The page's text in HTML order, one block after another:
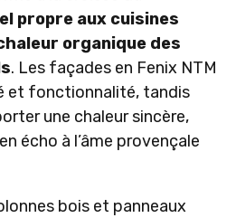
propre aux cuisines
organique des
. Les façades en Fenix NTM
et fonctionnalité, tandis
une chaleur sincère,
écho à l’âme provençale
bois et panneaux